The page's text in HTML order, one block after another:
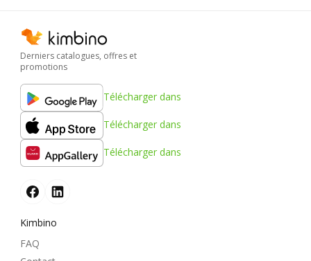
Derniers catalogues, offres et
promotions
Télécharger dans
Télécharger dans
Télécharger dans
Kimbino
FAQ